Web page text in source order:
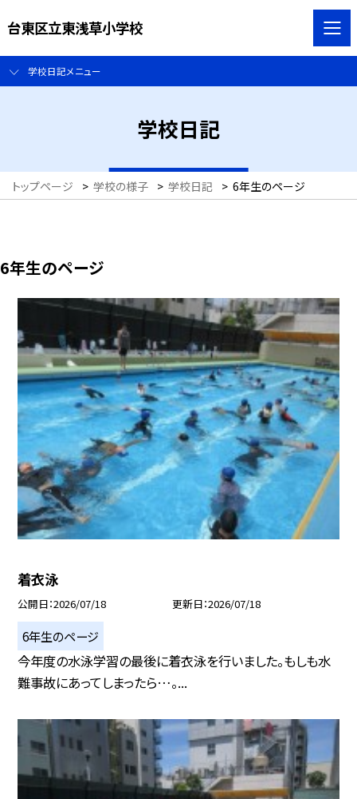
台東区立東浅草小学校
学校日記メニュー
学校日記
トップページ > 学校の様子 > 学校日記 > 6年生のページ
6年生のページ
着衣泳
公開日 2026/07/18 更新日 2026/07/18
6年生のページ
今年度の水泳学習の最後に着衣泳を行いました。もしも水
難事故にあってしまったら…。...